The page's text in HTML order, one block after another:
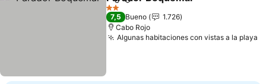
CompartirAñadir a favoritos
2 Estrellas
7,5 Bueno
1.726
Cabo Rojo
Algunas habitaciones con vistas a la playa